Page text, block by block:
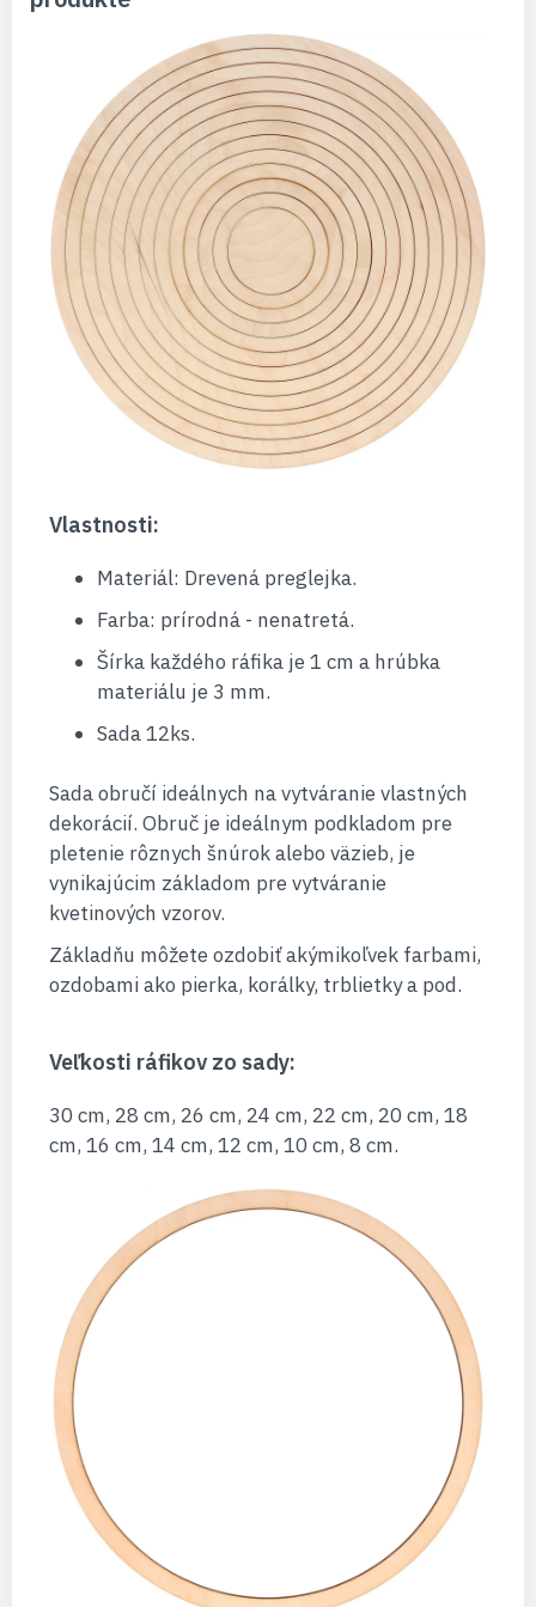
Vlastnosti:
Materiál: Drevená preglejka.
Farba: prírodná - nenatretá.
Šírka každého ráfika je 1 cm a hrúbka
materiálu je 3 mm.
Sada 12ks.
Sada obručí ideálnych na vytváranie vlastných
dekorácií. Obruč je ideálnym podkladom pre
pletenie rôznych šnúrok alebo väzieb, je
vynikajúcim základom pre vytváranie
kvetinových vzorov.
Základňu môžete ozdobiť akýmikoľvek farbami,
ozdobami ako pierka, korálky, trblietky a pod.
Veľkosti ráfikov zo sady:
30 cm, 28 cm, 26 cm, 24 cm, 22 cm, 20 cm, 18
cm, 16 cm, 14 cm, 12 cm, 10 cm, 8 cm.